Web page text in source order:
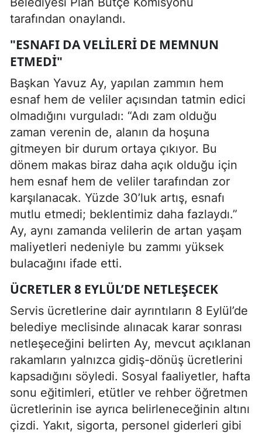
tarafından onaylandı.
"ESNAFI DA VELILERI DE MEMNUN
ETMEDI"
Başkan Yavuz Ay, yapılan zammın hem
esnaf hem de veliler açısından tatmin edici
olmadığını vurguladı: “Adı zam olduğu
zaman verenin de, alanın da hoşuna
gitmeyen bir durum ortaya çıkıyor. Bu
dönem makas biraz daha açık olduğu için
hem esnaf hem de veliler tarafından zor
karşılanacak. Yüzde 30’luk artış, esnafı
mutlu etmedi; beklentimiz daha fazlaydı.”
Ay, aynı zamanda velilerin de artan yaşam
maliyetleri nedeniyle bu zammı yüksek
bulacağını ifade etti.
ÜCRETLER 8 EYLÜL’DE NETLEŞECEK
Servis ücretlerine dair ayrıntıların 8 Eylül’de
belediye meclisinde alınacak karar sonrası
netleşeceğini belirten Ay, mevcut açıklanan
rakamların yalnızca gidiş-dönüş ücretlerini
kapsadığını söyledi. Sosyal faaliyetler, hafta
sonu eğitimleri, etütler ve rehber öğretmen
ücretlerinin ise ayrıca belirleneceğinin altını
çizdi. Yakıt, sigorta, personel giderleri gibi